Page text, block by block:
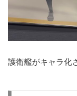
護衛艦がキャラ化